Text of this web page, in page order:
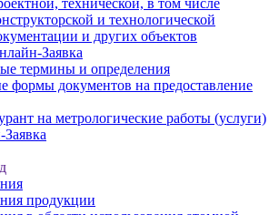
технической, в том числе
и технологической
и других объектов
Заявка
термины и определения
формы документов на предоставление
на метрологические работы (услуги)
продукции